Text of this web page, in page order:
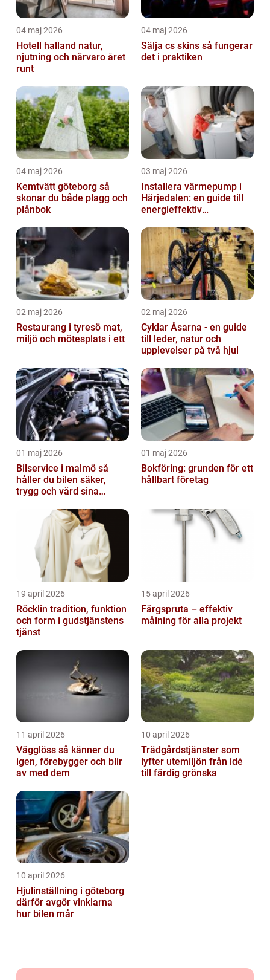
04 maj 2026
Hotell halland natur,
njutning och närvaro året
runt
04 maj 2026
Sälja cs skins så fungerar
det i praktiken
04 maj 2026
Kemtvätt göteborg så
skonar du både plagg och
plånbok
03 maj 2026
Installera värmepump i
Härjedalen: en guide till
energieffektiv
02 maj 2026
Restaurang i tyresö mat,
miljö och mötesplats i ett
02 maj 2026
Cyklar Åsarna - en guide
till leder, natur och
upplevelser på två hjul
01 maj 2026
Bilservice i malmö så
håller du bilen säker,
trygg och värd sina
01 maj 2026
Bokföring: grunden för ett
hållbart företag
19 april 2026
Röcklin tradition, funktion
och form i gudstjänstens
tjänst
15 april 2026
Färgspruta – effektiv
målning för alla projekt
11 april 2026
Vägglöss så känner du
igen, förebygger och blir
av med dem
10 april 2026
Trädgårdstjänster som
lyfter utemiljön från idé
till färdig grönska
10 april 2026
Hjulinställning i göteborg
därför avgör vinklarna
hur bilen mår